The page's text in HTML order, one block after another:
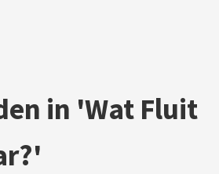
in 'Wat Fluit